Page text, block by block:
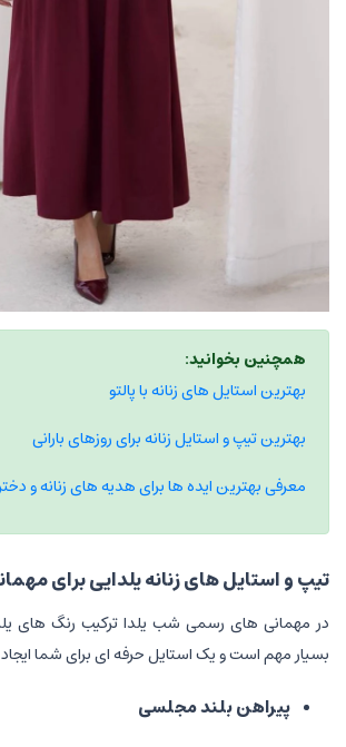
همچنین بخوانید:
بهترین استایل های زنانه با پالتو
بهترین تیپ و استایل زنانه برای روزهای بارانی
معرفی بهترین ایده ها برای هدیه های زنانه و
تیپ و استایل های زنانه یلدایی برای
در مهمانی های رسمی شب یلدا ترکیب رنگ های
بسیار مهم است و یک استایل حرفه ای برای شما
پیراهن بلند مجلسی